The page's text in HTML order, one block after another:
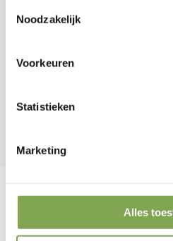
Noodzakelijk
Voorkeuren
Statistieken
Marketing
Alles
Handige links
Informatie
Contactgegevens
Schrijf je in voor